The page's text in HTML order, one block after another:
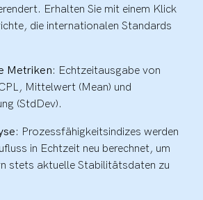
Erhalten Sie mit einem Klick
die internationalen Standards
Metriken: Echtzeitausgabe von
Mittelwert (Mean) und
(StdDev).
: Prozessfähigkeitsindizes werden
in Echtzeit neu berechnet, um
stets aktuelle Stabilitätsdaten zu